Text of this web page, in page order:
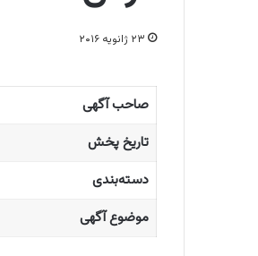
۲۳ ژانویه ۲۰۱۶
صاحب آگهی
تاریخ پخش
دسته‌بندی
موضوع آگهی